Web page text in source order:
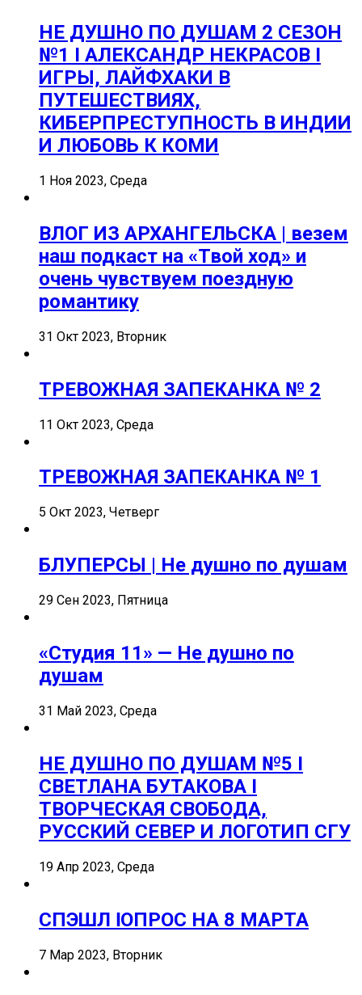
НЕ ДУШНО ПО ДУШАМ 2 СЕЗОН
№1 I АЛЕКСАНДР НЕКРАСОВ I
ИГРЫ, ЛАЙФХАКИ В
ПУТЕШЕСТВИЯХ,
КИБЕРПРЕСТУПНОСТЬ В ИНДИИ
И ЛЮБОВЬ К КОМИ
1 Ноя 2023, Среда
ВЛОГ ИЗ АРХАНГЕЛЬСКА | везем
наш подкаст на «Твой ход» и
очень чувствуем поездную
романтику
31 Окт 2023, Вторник
ТРЕВОЖНАЯ ЗАПЕКАНКА № 2
11 Окт 2023, Среда
ТРЕВОЖНАЯ ЗАПЕКАНКА № 1
5 Окт 2023, Четверг
БЛУПЕРСЫ | Не душно по душам
29 Сен 2023, Пятница
«Студия 11» — Не душно по
душам
31 Май 2023, Среда
НЕ ДУШНО ПО ДУШАМ №5 I
СВЕТЛАНА БУТАКОВА I
ТВОРЧЕСКАЯ СВОБОДА,
РУССКИЙ СЕВЕР И ЛОГОТИП СГУ
19 Апр 2023, Среда
СПЭШЛ ӏ ОПРОС НА 8 МАРТА
7 Мар 2023, Вторник